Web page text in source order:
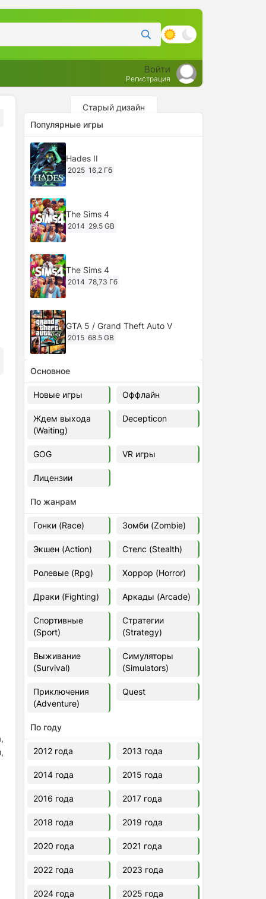
Войти
Регистрация
Старый дизайн
Популярные игры
Hades II
2025 16,2 Гб
The Sims 4
2014 29.5 GB
The Sims 4
2014 78,73 Гб
GTA 5 / Grand Theft Auto V
2015 68.5 GB
Ghost of Tsushima: Director's Cut
v.1053.8.1023.1614 [RePack
Decepticon] (2024)
2024
Cyberpunk 2077
49.4 GB
Ghost of Tsushima: Director's Cut
v.1053.9.0623.1807 [Папка
Euro Truck Simulator 2 v.1.60.1.7s
[Папка игры] (2012)
37,77 Гб
Forza Horizon 5 v.688.044
[Папка игры] (2021)
2021
V Rising
2024
Основное
Новые игры Оффлайн
Ждем выхода
(Waiting)
Decepticon
GOG VR игры
Лицензии
По жанрам
Гонки (Race) Зомби (Zombie)
Экшен (Action) Стелс (Stealth)
Ролевые (Rpg) Хоррор (Horror)
Драки (Fighting) Аркады (Arcade)
Спортивные
(Sport)
Стратегии
(Strategy)
Выживание
(Survival)
Симуляторы
(Simulators)
Приключения
(Adventure)
Quest
По году
2012 года 2013 года
2014 года 2015 года
2016 года 2017 года
2018 года 2019 года
2020 года 2021 года
2022 года 2023 года
2024 года 2025 года